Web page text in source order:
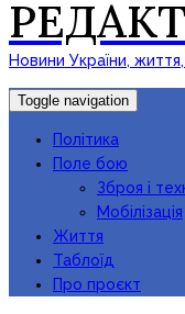
Новини України,
Toggle navigation
Політика
Поле бою
Зброя і
Мобілізація
Життя
Таблоїд
Про проєкт